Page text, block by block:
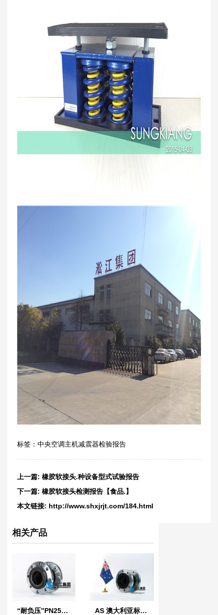
标签： 中央空调主机减震器检验报告
上一篇: 橡胶软接头.种设备型式试验报告
下一篇: 橡胶软接头检测报告【食品.】
本文链接: http://www.shxjrjt.com/184.html
相关产品
“耐负压”PN25橡胶接头 AS 澳大利亚标准橡胶膨胀节